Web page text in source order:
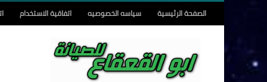
الصفحة الرئيسية سياسه الخصوصيه اتفاقية الاستخدام